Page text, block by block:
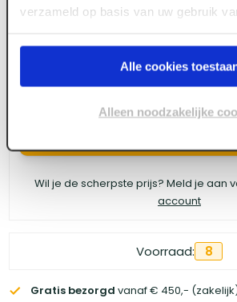
verzameld op basis van uw gebruik
Alle cookies
Alleen noodzakelijke
Meld je aan of maak een
te krijgen tot de prijzen.
Wil je de scherpste prijs? Meld je aan
account
Voorraad: 8
Gratis bezorgd vanaf € 450,-